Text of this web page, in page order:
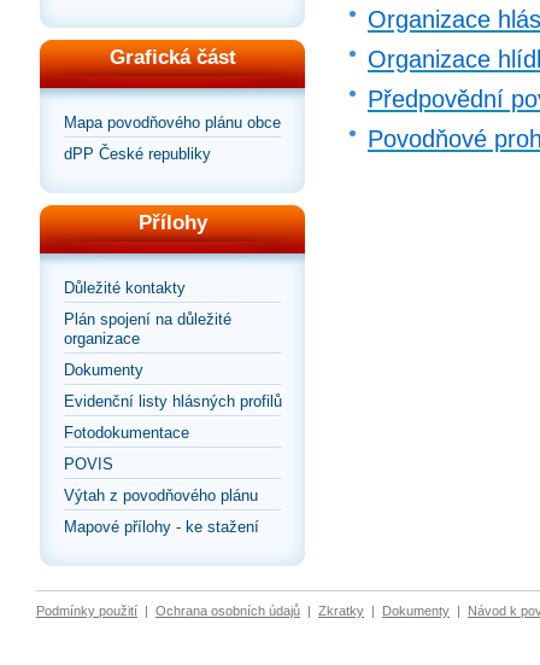
Grafická část
Mapa povodňového plánu obce
dPP České republiky
Přílohy
Důležité kontakty
Plán spojení na důležité
organizace
Dokumenty
Evidenční listy hlásných profilů
Fotodokumentace
POVIS
Výtah z povodňového plánu
Mapové přílohy - ke stažení
Organizace
Organizace
Předpovědní
Povodňové
Podmínky použití | Ochrana osobních údajů | Zkratky | Dokumenty | Návod k